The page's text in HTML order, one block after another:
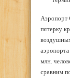
Аэропорт
пятерку
млн.
сравним